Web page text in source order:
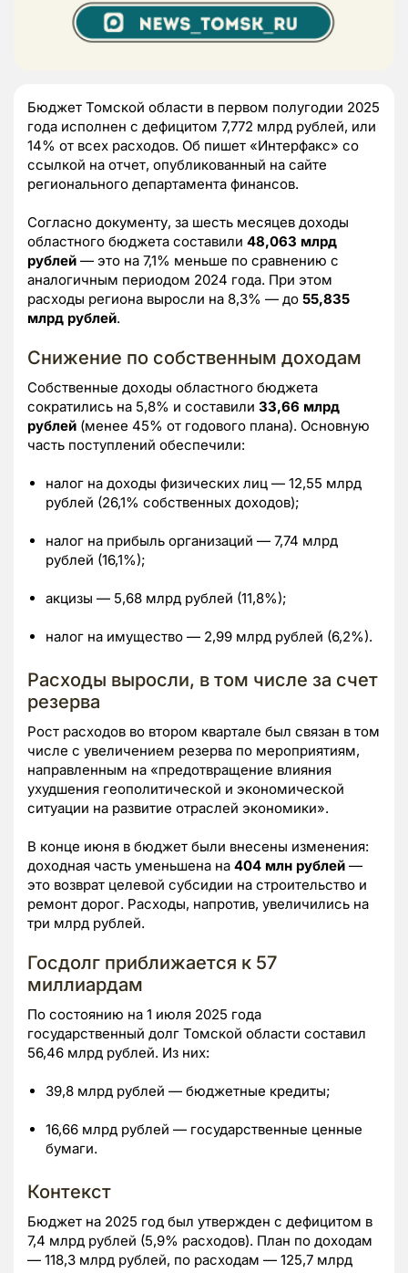
Бюджет Томской области в первом полугодии 2025
года исполнен с дефицитом 7,772 млрд рублей, или
14% от всех расходов. Об пишет «Интерфакс» со
ссылкой на отчет, опубликованный на сайте
регионального департамента финансов.
Согласно документу, за шесть месяцев доходы
областного бюджета составили 48,063 млрд
рублей — это на 7,1% меньше по сравнению с
аналогичным периодом 2024 года. При этом
расходы региона выросли на 8,3% — до 55,835
млрд рублей.
Снижение по собственным доходам
Собственные доходы областного бюджета
сократились на 5,8% и составили 33,66 млрд
рублей (менее 45% от годового плана). Основную
часть поступлений обеспечили:
налог на доходы физических лиц — 12,55 млрд
рублей (26,1% собственных доходов);
налог на прибыль организаций — 7,74 млрд
рублей (16,1%);
акцизы — 5,68 млрд рублей (11,8%);
налог на имущество — 2,99 млрд рублей (6,2%).
Расходы выросли, в том числе за счет
резерва
Рост расходов во втором квартале был связан в том
числе с увеличением резерва по мероприятиям,
направленным на «предотвращение влияния
ухудшения геополитической и экономической
ситуации на развитие отраслей экономики».
В конце июня в бюджет были внесены изменения:
доходная часть уменьшена на 404 млн рублей —
это возврат целевой субсидии на строительство и
ремонт дорог. Расходы, напротив, увеличились на
три млрд рублей.
Госдолг приближается к 57
миллиардам
По состоянию на 1 июля 2025 года
государственный долг Томской области составил
56,46 млрд рублей. Из них:
39,8 млрд рублей — бюджетные кредиты;
16,66 млрд рублей — государственные ценные
бумаги.
Контекст
Бюджет на 2025 год был утвержден с дефицитом в
7,4 млрд рублей (5,9% расходов). План по доходам
— 118,3 млрд рублей, по расходам — 125,7 млрд